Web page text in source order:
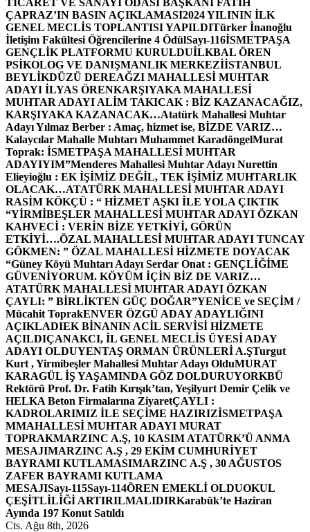
ÇAPRAZ’IN BASIN AÇIKLAMASI2024 YILININ İLK
GENEL MECLİS TOPLANTISI YAPILDITürker İnanoğlu
İletişim Fakültesi Öğrencilerine 4 ÖdülSayı-116İSMETPAŞA
GENÇLİK PLATFORMU KURULDUİLKBAL ÖREN
PSİKOLOG VE DANIŞMANLIK MERKEZİİSTANBUL
BEYLİKDÜZÜ DEREAĞZI MAHALLESİ MUHTAR
ADAYI İLYAS ÖRENKARŞIYAKA MAHALLESİ
MUHTAR ADAYI ALİM TAKICAK : BİZ KAZANACAĞIZ,
KARŞIYAKA KAZANACAK…Atatürk Mahallesi Muhtar
Adayı Yılmaz Berber : Amaç, hizmet ise, BİZDE VARIZ…
Kalaycılar Mahalle Muhtarı Muhammet KaradöngelMurat
Toprak: İSMETPAŞA MAHALLESİ MUHTAR
ADAYIYIM”Menderes Mahallesi Muhtar Adayı Nurettin
Elieyioğlu : EK İŞİMİZ DEĞİL, TEK İŞİMİZ MUHTARLIK
OLACAK…ATATÜRK MAHALLESİ MUHTAR ADAYI
RASİM KÖKÇÜ : “ HİZMET AŞKI İLE YOLA ÇIKTIK
“YİRMİBEŞLER MAHALLESİ MUHTAR ADAYI ÖZKAN
KAHVECİ : VERİN BİZE YETKİYİ, GÖRÜN
ETKİYİ….ÖZAL MAHALLESİ MUHTAR ADAYI TUNCAY
GÖKMEN: ” ÖZAL MAHALLESİ HİZMETE DOYACAK
“Güney Köyü Muhtarı Adayı Serdar Onat : GENÇLİĞİME
GÜVENİYORUM. KÖYÜM İÇİN BİZ DE VARIZ…
ATATÜRK MAHALLESİ MUHTAR ADAYI ÖZKAN
ÇAYLI: ” BİRLİKTEN GÜÇ DOĞAR”YENİCE ve SEÇİM /
Mücahit ToprakENVER ÖZGÜ ADAY ADAYLIĞINI
AÇIKLADIEK BİNANIN ACİL SERVİSİ HİZMETE
AÇILDIÇANAKCI, İL GENEL MECLİS ÜYESİ ADAY
ADAYI OLDUYENTAŞ ORMAN ÜRÜNLERİ A.ŞTurgut
Kurt , Yirmibeşler Mahallesi Muhtar Adayı OlduMURAT
KARAGÜL İŞ YAŞAMINDA GÖZ DOLDURUYORKBÜ
Rektörü Prof. Dr. Fatih Kırışık’tan, Yeşilyurt Demir Çelik ve
HELKA Beton Firmalarına ZiyaretÇAYLI :
KADROLARIMIZ İLE SEÇİME HAZIRIZİSMETPAŞA
MMAHALLESİ MUHTAR ADAYI MURAT
TOPRAKMARZINC A.Ş, 10 KASIM ATATÜRK’Ü ANMA
MESAJIMARZINC A.Ş , 29 EKİM CUMHURİYET
BAYRAMI KUTLAMASIMARZINC A.Ş , 30 AĞUSTOS
ZAFER BAYRAMI KUTLAMA
MESAJISayı-115Sayı-114ÖREN EMEKLİ OLDUOKUL
ÇEŞİTLİLİĞİ ARTIRILMALIDIRKarabük’te Haziran
Ayında 197 Konut Satıldı
Cts. Ağu 8th, 2026